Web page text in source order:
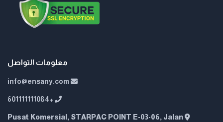
معلومات التواصل
info@ensany.com
+601111111084
Pusat Komersial, STARPAC POINT E-03-06, Jalan